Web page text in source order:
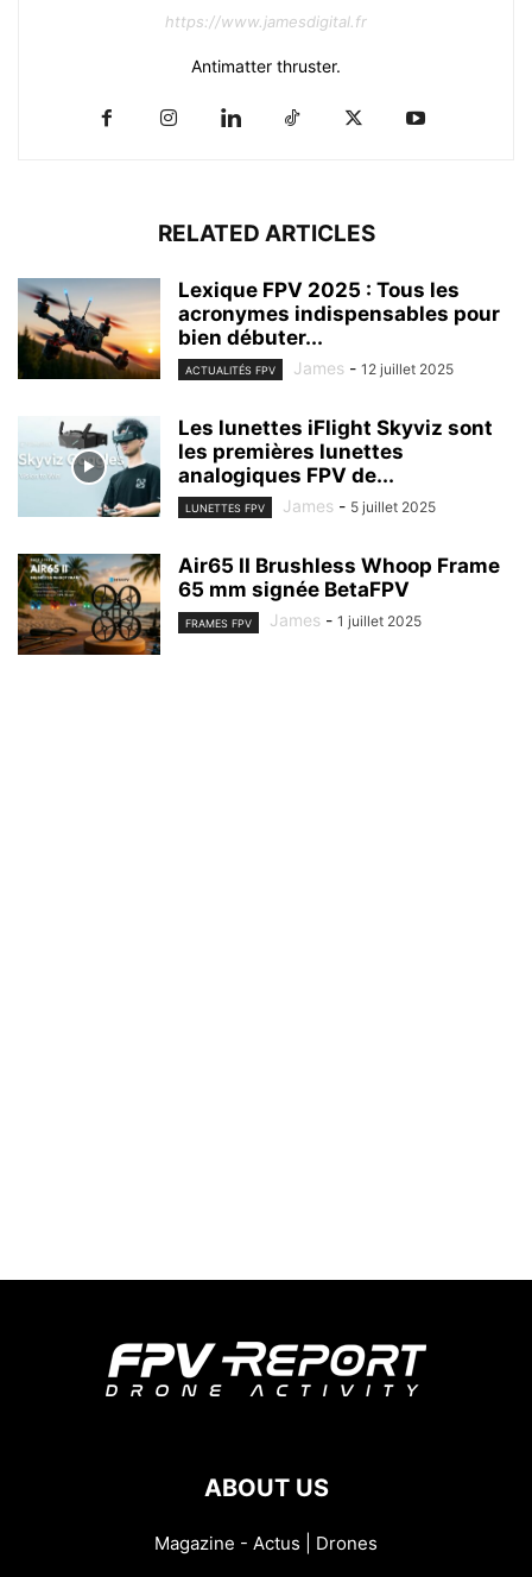
https://www.jamesdigital.fr
Antimatter thruster.
RELATED ARTICLES
Lexique FPV 2025 : Tous les
acronymes indispensables pour
bien débuter...
ACTUALITÉS FPV James - 12 juillet 2025
Les lunettes iFlight Skyviz sont
les premières lunettes
analogiques FPV de...
LUNETTES FPV James - 5 juillet 2025
Air65 II Brushless Whoop Frame
65 mm signée BetaFPV
FRAMES FPV James - 1 juillet 2025
ABOUT US
Magazine - Actus | Drones